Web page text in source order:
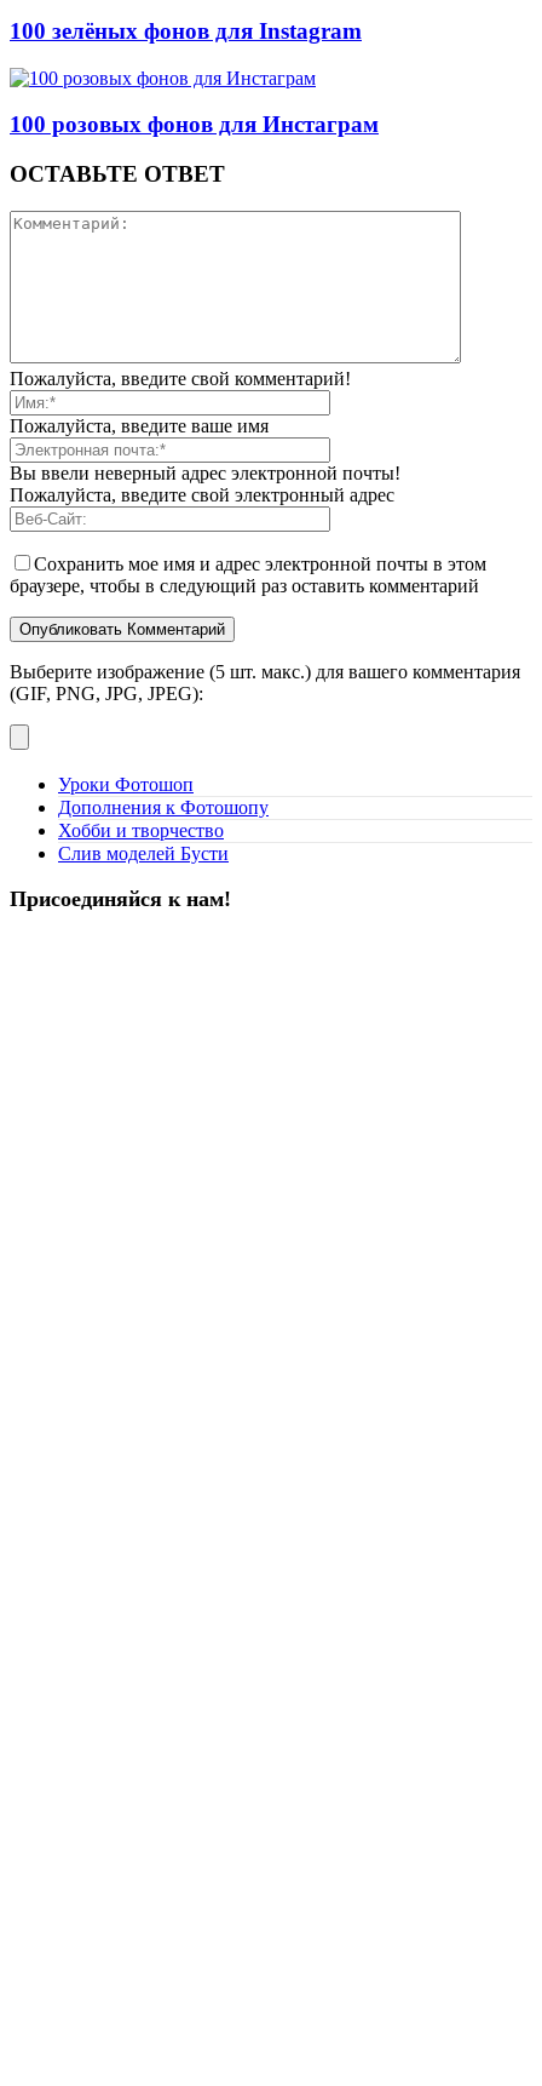
100 зелёных фонов для Instagram
100 розовых фонов для Инстаграм
ОСТАВЬТЕ ОТВЕТ
Пожалуйста, введите свой комментарий!
Пожалуйста, введите ваше имя
Вы ввели неверный адрес электронной почты!
Пожалуйста, введите свой электронный адрес
Сохранить мое имя и адрес электронной почты в этом
браузере, чтобы в следующий раз оставить комментарий
Выберите изображение (5 шт. макс.) для вашего комментария
(GIF, PNG, JPG, JPEG):
Уроки Фотошоп
Дополнения к Фотошопу
Хобби и творчество
Слив моделей Бусти
Присоединяйся к нам!